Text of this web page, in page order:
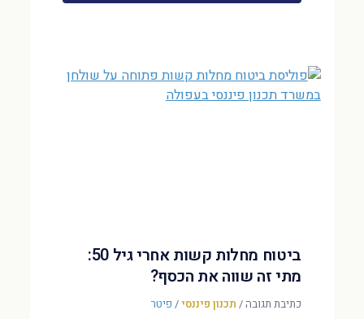
ביטוח מחלות קשות אחרי גיל 50:
מתי זה שווה את הכסף?
כתיבת תגובה/ תכנון פיננסי/ פיטר